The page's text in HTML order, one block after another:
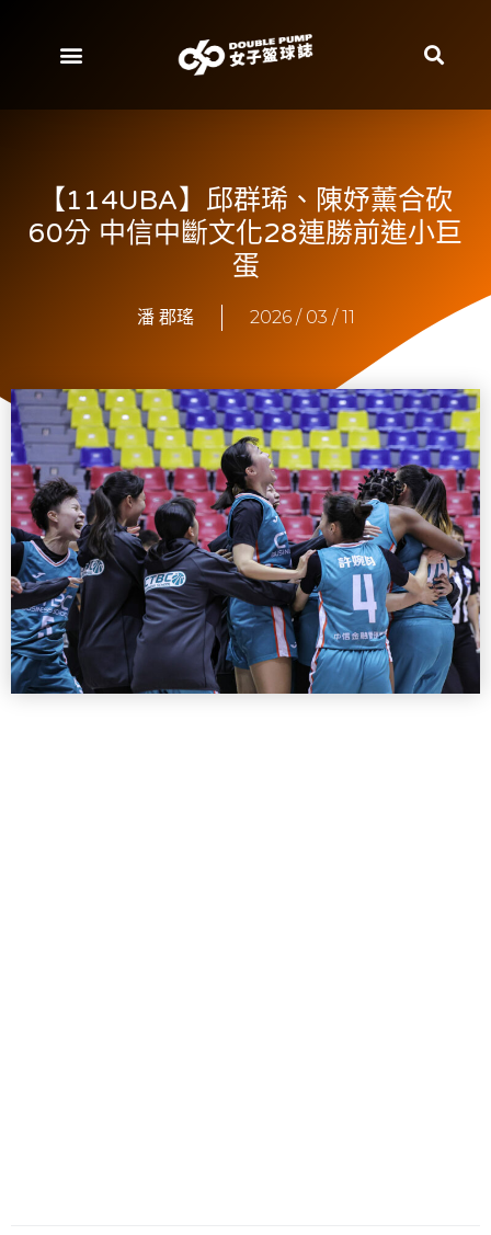
【114UBA】邱群琋、陳妤薰合砍
60分 中信中斷文化28連勝前進小巨
蛋
潘 郡瑤 2026 / 03 / 11